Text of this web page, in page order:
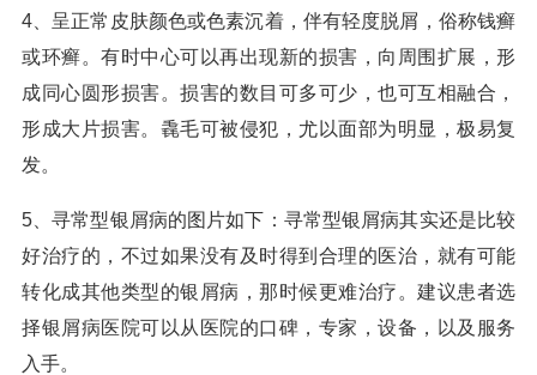
4、呈正常皮肤颜色或色素沉着，伴有轻度脱屑，俗称钱癣
或环癣。有时中心可以再出现新的损害，向周围扩展，形
成同心圆形损害。损害的数目可多可少，也可互相融合，
形成大片损害。毳毛可被侵犯，尤以面部为明显，极易复
发。
5、寻常型银屑病的图片如下：寻常型银屑病其实还是比较
好治疗的，不过如果没有及时得到合理的医治，就有可能
转化成其他类型的银屑病，那时候更难治疗。建议患者选
择银屑病医院可以从医院的口碑，专家，设备，以及服务
入手。